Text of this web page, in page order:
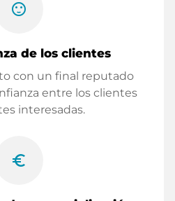
sentiment_satisfied
de los clientes
con un final reputado
entre los clientes
interesadas.
euro_symbol